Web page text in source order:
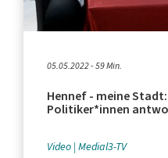
05.05.2022 - 59 Min.
Hennef - meine
Politiker*innen
Video Medial3-TV